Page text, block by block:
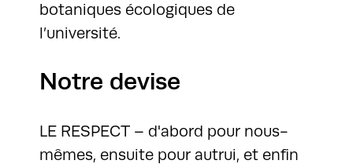
botaniques écologiques de
l’université.
Notre devise
LE RESPECT – d'abord pour nous-
mêmes, ensuite pour autrui, et enfin